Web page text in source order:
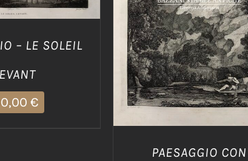
– LE SOLEIL
€
AGGIUNGI AL CARRELLO
DETTAGLI
PAESAGGIO CON